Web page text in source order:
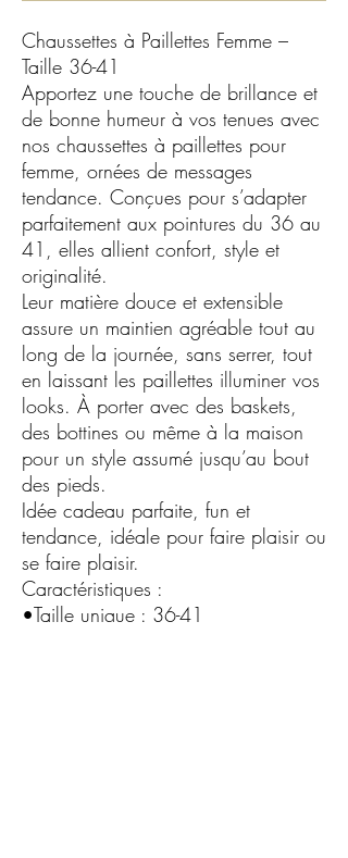
Chaussettes à Paillettes Femme –
Taille 36-41
Apportez une touche de brillance et
de bonne humeur à vos tenues avec
nos chaussettes à paillettes pour
femme, ornées de messages
tendance. Conçues pour s’adapter
parfaitement aux pointures du 36 au
41, elles allient confort, style et
originalité.
Leur matière douce et extensible
assure un maintien agréable tout au
long de la journée, sans serrer, tout
en laissant les paillettes illuminer vos
looks. À porter avec des baskets,
des bottines ou même à la maison
pour un style assumé jusqu’au bout
des pieds.
Idée cadeau parfaite, fun et
tendance, idéale pour faire plaisir ou
se faire plaisir.
Caractéristiques :
•Taille unique : 36-41